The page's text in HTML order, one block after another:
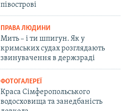
півострові
ПРАВА ЛЮДИНИ
Мить – і ти шпигун. Як у
кримських судах розглядають
звинувачення в держзраді
ФОТОГАЛЕРЕЇ
Краса Сімферопольського
водосховища та занедбаність